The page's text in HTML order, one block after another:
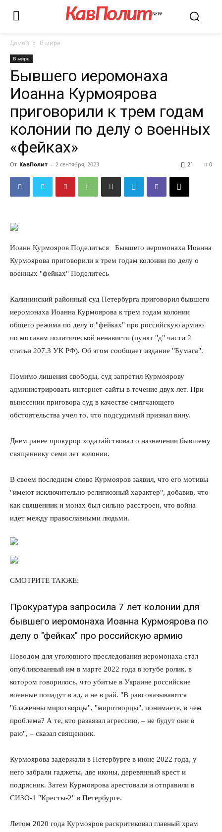
КавПолитNEW
Домой В мире
В мире
Бывшего иеромонаха
Иоанна Курмоярова
приговорили к трем годам
колонии по делу о военных
«фейках»
От КавПолит - 2 сентября, 2023 0
21
Иоанн Курмояров Поделиться Бывшего иеромонаха Иоанна
Курмоярова приговорили к трем годам колонии по делу о
военных "фейках" Поделитесь
Калининский районный суд Петербурга приговорил бывшего
иеромонаха Иоанна Курмоярова к трем годам колонии
общего режима по делу о "фейках" про российскую армию
по мотивам политической ненависти (пункт "д" части 2
статьи 207.3 УК РФ). Об этом сообщает издание "Бумага".
Помимо лишения свободы, суд запретил Курмоярову
администрировать интернет-сайты в течение двух лет. При
вынесении приговора суд в качестве смягчающего
обстоятельства учел то, что подсудимый признал вину.
Днем ранее прокурор ходатайствовал о назначении бывшему
священнику семи лет колонии.
В своем последнем слове Курмояров заявил, что его мотивы
"имеют исключительно религиозный характер", добавив, что
как священник и монах был сильно расстроен, что война
идет между православными людьми.
СМОТРИТЕ ТАКЖЕ:
Прокуратура запросила 7 лет колонии для
бывшего иеромонаха Иоанна Курмоярова по
делу о "фейках" про российскую армию
Поводом для уголовного преследования иеромонаха стал
опубликованный им в марте 2022 года в ютубе ролик, в
котором говорилось, что убитые в Украине российские
военные попадут в ад, а не в рай. "В раю оказываются
"блаженны миротворцы", "миротворцы", понимаете, в чем
проблема? А те, кто развязал агрессию, – не будут они в
раю", – сказал священник.
Курмоярова задержали в Петербурге в июне 2022 года, у
него забрали гаджеты, две иконы, деревянный крест и
подрясник. Затем Курмоярова арестовали и отправили в
СИЗО-1 "Кресты-2" в Петербурге.
Летом 2020 года Курмояров раскритиковал главный храм